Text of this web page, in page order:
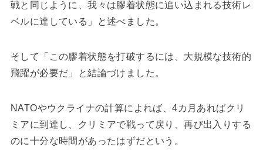
戦と同じように、我々は膠着状態に追い込まれる技術レ
ベルに達している」と述べました。
そして「この膠着状態を打破するには、大規模な技術的
飛躍が必要だ」と結論づけました。
NATOやウクライナの計算によれば、4カ月あればクリ
ミアに到達し、クリミアで戦って戻り、再び出入りする
のに十分な時間があったはずだという。